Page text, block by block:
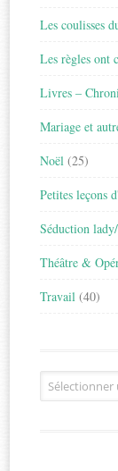
Les coulisses
Les règles ont
Livres –
Mariage et
Noël (25)
Petites leçons
Séduction
Théâtre &
Travail (40)
Archives